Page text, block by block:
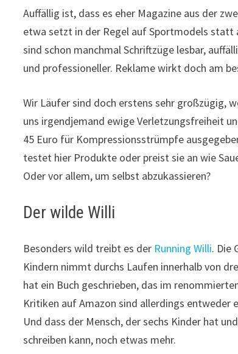
Auffällig ist, dass es eher Magazine aus der
etwa setzt in der Regel auf Sportmodels statt
sind schon manchmal Schriftzüge lesbar,
und professioneller. Reklame wirkt doch am
Wir Läufer sind doch erstens sehr großzügig,
uns irgendjemand ewige Verletzungsfreiheit
45 Euro für Kompressionsstrümpfe
testet hier Produkte oder preist sie an wie
Oder vor allem, um selbst abzukassieren?
Der wilde Willi
Besonders wild treibt es der Running Willi. Die
Kindern nimmt durchs Laufen innerhalb von
hat ein Buch geschrieben, das im
Kritiken auf Amazon sind allerdings entweder
Und dass der Mensch, der sechs Kinder hat
schreiben kann, noch etwas mehr.